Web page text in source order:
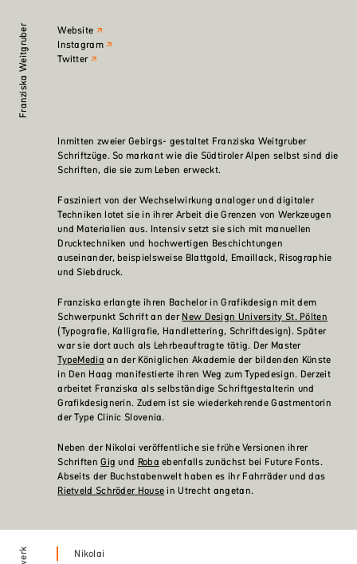
Franziska Weitgruber
Inmitten zweier Gebirgs- gestaltet Franziska Weitgruber
Schriftzüge. So markant wie die Südtiroler Alpen selbst sind die
Schriften, die sie zum Leben erweckt.
Fasziniert von der Wechselwirkung analoger und digitaler
Techniken lotet sie in ihrer Arbeit die Grenzen von Werkzeugen
und Materialien aus. Intensiv setzt sie sich mit manuellen
Drucktechniken und hochwertigen Beschichtungen
auseinander, beispielsweise Blattgold, Emaillack, Risographie
und Siebdruck.
Franziska erlangte ihren Bachelor in Grafikdesign mit dem
Schwerpunkt Schrift an derNew Design University St. Pölten
(Typografie, Kalligrafie, Handlettering, Schriftdesign). Später
war sie dort auch als Lehrbeauftragte tätig. Der Master
TypeMedia an der Königlichen Akademie der bildenden Künste
in Den Haag manifestierte ihren Weg zum Typedesign. Derzeit
arbeitet Franziska als selbständige Schriftgestalterin und
Grafikdesignerin. Zudem ist sie wiederkehrende Gastmentorin
der Type Clinic Slovenia.
Neben der Nikolai veröffentliche sie frühe Versionen ihrer
SchriftenGig und Roba ebenfalls zunächst bei Future Fonts.
Abseits der Buchstabenwelt haben es ihr Fahrräder und das
Rietveld Schröder Housein Utrecht angetan.
Website
Instagram
Twitter
Nikolai